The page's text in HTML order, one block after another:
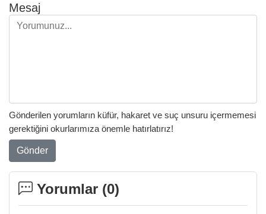
Mesaj
Gönderilen yorumların küfür, hakaret ve suç unsuru içermemesi
gerektiğini okurlarımıza önemle hatırlatırız!
Gönder
Yorumlar (0)